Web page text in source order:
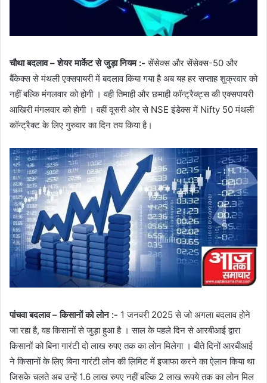
चौथा बदलाव – शेयर मार्केट से जुड़ा नियम :- सेंसेक्स और सेंसेक्स-50 और
बैंकेक्स से मंथली एक्सपायरी में बदलाव किया गया है अब यह हर सप्ताह शुक्रवार को
नहीं बल्कि मंगलवार को होगी । वही तिमाही और छमाही कॉन्ट्रैक्ट्स की एक्सपायरी
आखिरी मंगलवार को होगी । वहीं दूसरी ओर से NSE इंडेक्स में Nifty 50 मंथली
कॉन्ट्रैक्ट के लिए गुरुवार का दिन तय किया है।
पांचवा बदलाव – किसानों को लोन :- 1 जनवरी 2025 से जो अगला बदलाव होने
जा रहा है, वह किसानों से जुड़ा हुआ है । साल के पहले दिन से आरबीआई द्वारा
किसानों को बिना गारंटी दो लाख रुपए तक का लोन मिलेगा । बीते दिनों आरबीआई
ने किसानों के लिए बिना गारंटी लोन की लिमिट में इजाफा करने का ऐलान किया था
जिसके चलते अब उन्हें 1.6 लाख रुपए नहीं बल्कि 2 लाख रूपये तक का लोन मिल